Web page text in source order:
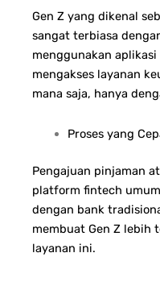
Gen Z yang dikenal
sangat terbiasa
menggunakan
mengakses layanan
mana saja, hanya
Proses yang
Pengajuan pinjaman
platform fintech
dengan bank
membuat Gen Z lebih
layanan ini.